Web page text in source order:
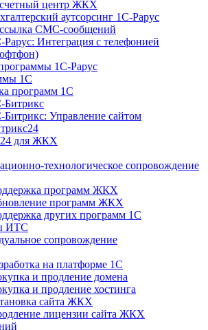
центр ЖКХ
аутсорсинг 1С-Рарус
СМС-сообщений
Рарус: Интеграция с телефонией
1С-Рарус
1С
программ 1С
Битрикс
Битрикс: Управление сайтом
для ЖКХ
технологическое сопровождение
программ ЖКХ
программ ЖКХ
других программ 1С
ИТС
сопровождение
на платформе 1С
и продление домена
и продление хостинга
сайта ЖКХ
лицензии сайта ЖКХ